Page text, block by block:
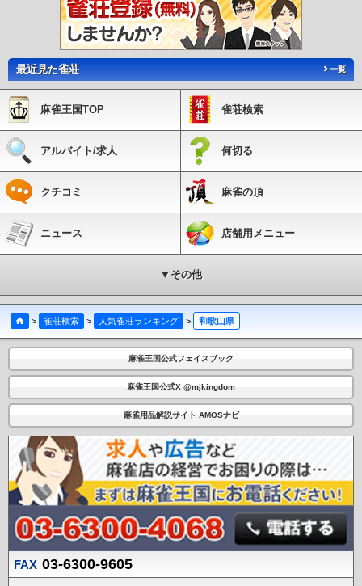
最近見た雀荘 一覧
麻雀王国TOP 雀荘検索
アルバイト/求人 何切る
クチコミ 麻雀の頂
ニュース 店舗用メニュー
▼その他
> 雀荘検索 > 人気雀荘ランキング > 和歌山県
麻雀王国公式フェイスブック
麻雀王国公式X @mjkingdom
麻雀用品解説サイト AMOSナビ
FAX 03-6300-9605